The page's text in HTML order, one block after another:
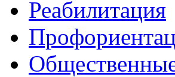
Реабилитация